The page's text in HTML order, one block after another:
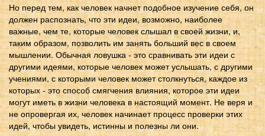
Но перед тем, как человек начнет подобное изучение себя, он
должен распознать, что эти идеи, возможно, наиболее
важные, чем те, которые человек слышал в своей жизни, и,
таким образом, позволить им занять больший вес в своем
мышлении. Обычная ловушка - это сравнивать эти идеи с
другими идеями, которые человек может услышать, с другими
учениями, с которыми человек может столкнуться, каждое из
которых - это способ смягчения влияния, которое эти идеи
могут иметь в жизни человека в настоящий момент. Не веря и
не опровергая их, человек начинает процесс проверки этих
идей, чтобы увидеть, истинны и полезны ли они.